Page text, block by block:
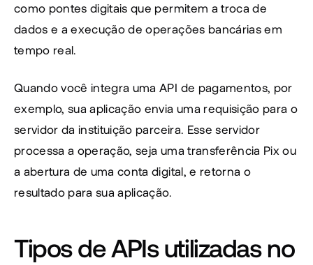
como pontes digitais que permitem a troca de
dados e a execução de operações bancárias em
tempo real.
Quando você integra uma API de pagamentos, por
exemplo, sua aplicação envia uma requisição para o
servidor da instituição parceira. Esse servidor
processa a operação, seja uma transferência Pix ou
a abertura de uma conta digital, e retorna o
resultado para sua aplicação.
Tipos de APIs utilizadas no